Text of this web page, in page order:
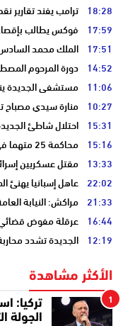
18:28 ترامب يفند تقارير
17:59 فوكس يطالب بإقصاء
17:51 الملك محمد
14:52 دورة المرحوم
11:06 مستشفى الجديدة
10:27 منارة سيدي مصباح
15:31 احتلال شاطئ
15:16 محاكمة 25 متهما في قضية الهجرة إلى سبتة
13:33 مقتل عسكريين
22:02 عاهل إسبانيا
21:33 مراكش: النيابة
16:44 عرقلة مفوض قضائي
12:19 الجديدة تشدد
الأكثر مشاهدة
1
تركيا:
الجولة